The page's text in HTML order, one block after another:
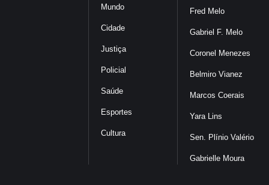
Fred Melo
Gabriel F. Melo
Coronel Menezes
Belmiro Vianez
Marcos Coerais
Yara Lins
Sen. Plínio Valério
Gabrielle Moura
Mundo
Cidade
Justiça
Policial
Saúde
Esportes
Cultura